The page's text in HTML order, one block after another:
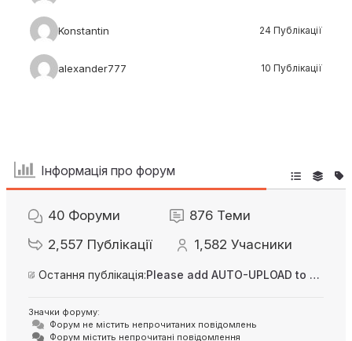
Konstantin 24 Публікації
alexander777 10 Публікації
Інформація про форум
40 Форуми 876 Теми
2,557 Публікації 1,582 Учасники
Остання публікація: Please add AUTO-UPLOAD to server option + 2FA/MFA
Значки форуму:
Форум не містить непрочитаних повідомлень
Форум містить непрочитані повідомлення